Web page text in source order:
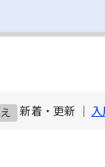
新着・更新 ｜